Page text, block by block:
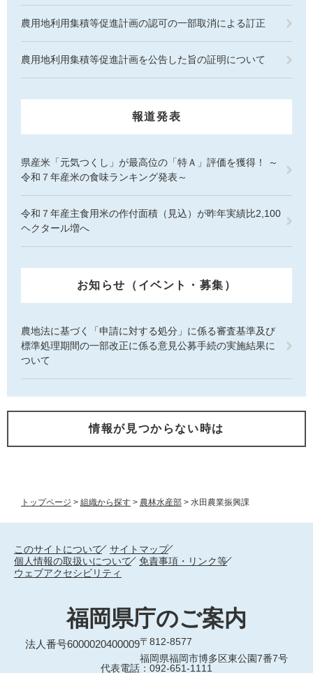
トップページ > 組織から探す > 農林水産部 > 水田農業振興課
農用地利用集積等促進計画の認可の一部取消による訂正
農用地利用集積等促進計画を公告した旨の証明について
報道発表
県産米「元気つくし」が最高位の「特Ａ」評価を獲得！ ～
令和７年産米の食味ランキング発表～
令和７年産主食用米の作付面積（見込）が昨年実績比2,100
ヘクタール増へ
お知らせ（イベント・募集）
農地法に基づく「申請に対する処分」に係る審査基準及び
標準処理期間の一部改正に係る意見公募手続の実施結果に
ついて
情報が見つからない時は
このサイトについて
サイトマップ
個人情報の取扱いについて
免責事項・リンク等
ウェブアクセシビリティ
福岡県庁のご案内
法人番号6000020400009〒812-8577
福岡県福岡市博多区東公園7番7号
代表電話：092-651-1111